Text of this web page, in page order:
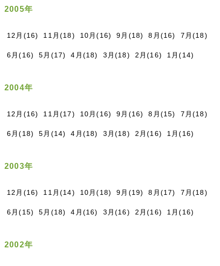
2005年
12月(16) 11月(18) 10月(16) 9月(18) 8月(16) 7月(18)
6月(16) 5月(17) 4月(18) 3月(18) 2月(16) 1月(14)
2004年
12月(16) 11月(17) 10月(16) 9月(16) 8月(15) 7月(18)
6月(18) 5月(14) 4月(18) 3月(18) 2月(16) 1月(16)
2003年
12月(16) 11月(14) 10月(18) 9月(19) 8月(17) 7月(18)
6月(15) 5月(18) 4月(16) 3月(16) 2月(16) 1月(16)
2002年